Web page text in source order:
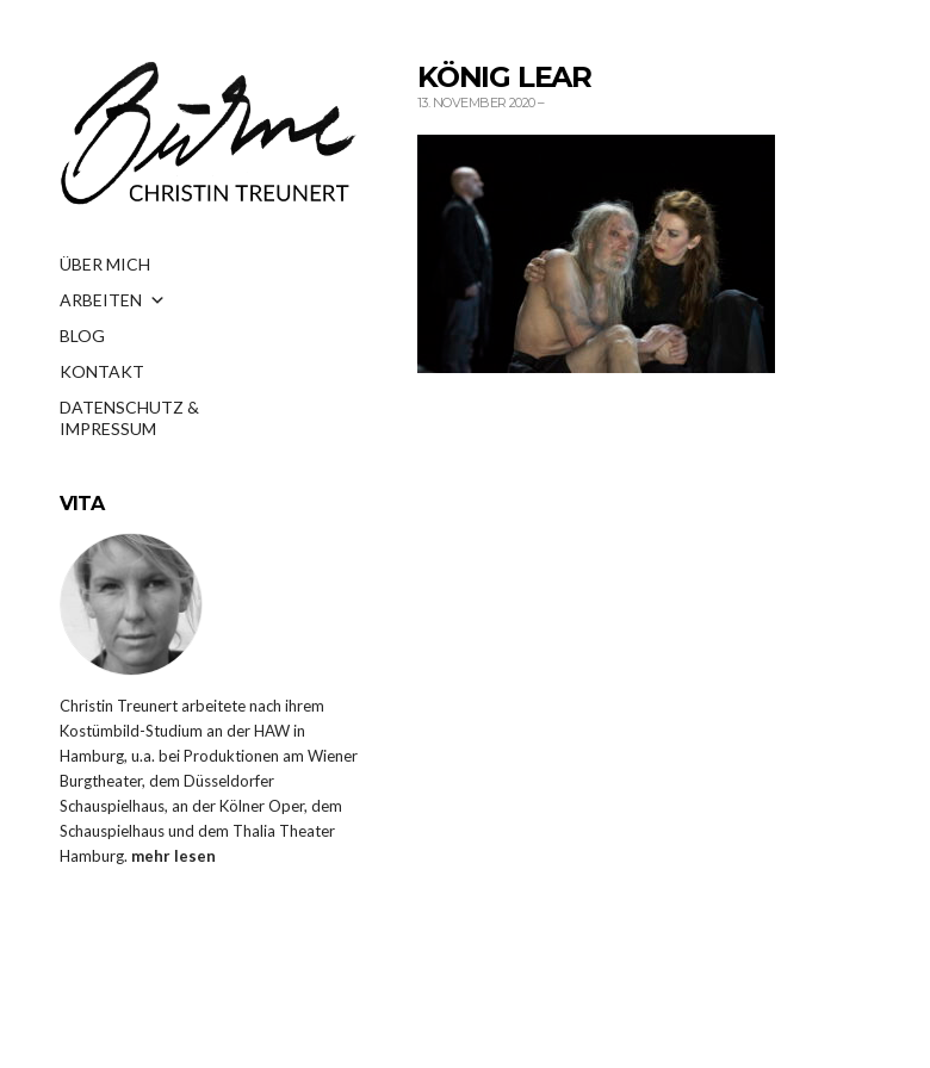
ÜBER MICH
ARBEITEN
BLOG
KONTAKT
DATENSCHUTZ &
IMPRESSUM
VITA
Christin Treunert arbeitete nach ihrem
Kostümbild-Studium an der HAW in
Hamburg, u.a. bei Produktionen am Wiener
Burgtheater, dem Düsseldorfer
Schauspielhaus, an der Kölner Oper, dem
Schauspielhaus und dem Thalia Theater
Hamburg. mehr lesen
KÖNIG LEAR
13. NOVEMBER 2020–